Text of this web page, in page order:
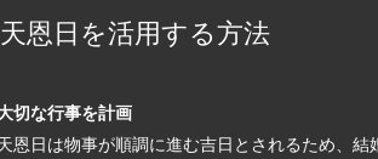
天恩日を活用する方法
切な行事を計画
恩日は物事が順調に進む吉日とされるため、